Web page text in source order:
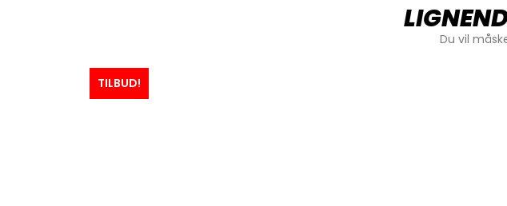
Du vil
TILBUD!